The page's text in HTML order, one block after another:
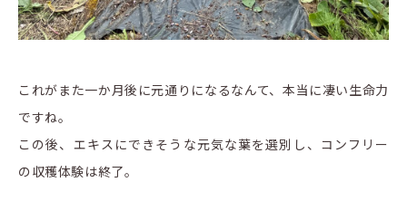
これがまた一か月後に元通りになるなんて、本当に凄い生命力
ですね。
この後、エキスにできそうな元気な葉を選別し、コンフリー
の収穫体験は終了。